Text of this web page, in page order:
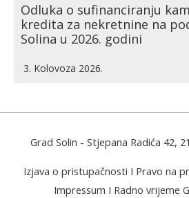
Odluka o sufinanciranju
kredita za nekretnine na
Solina u 2026. godini
3. Kolovoza 2026.
Grad Solin - Stjepana Radića 42,
Izjava o pristupačnosti I Pravo na
Impressum I Radno vrijeme